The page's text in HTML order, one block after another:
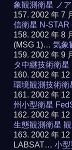
象観測衛星 ノ
2002 年 7
信衛星 N-STAR
2002 年 8
(MSG 1)…気象
2002 年 9
タ中継技術衛
2002 年
環境観測技術衛
2002 年
州小型衛星
2002 年
生態観測衛星
2002 年
LABSAT…小